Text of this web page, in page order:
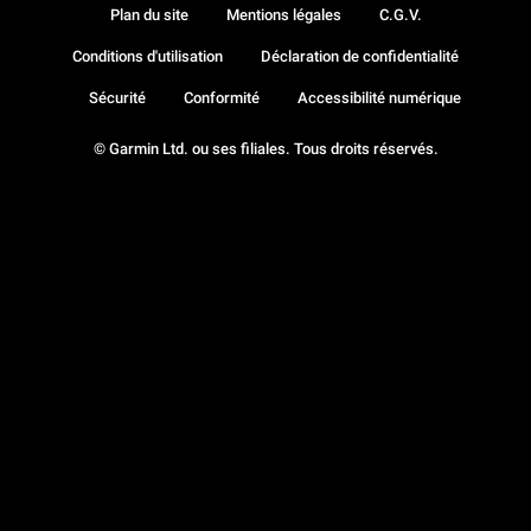
© Garmin Ltd. ou ses filiales. Tous droits réservés.
Plan du site Mentions légales C.G.V.
Conditions d'utilisation Déclaration de confidentialité
Sécurité Conformité Accessibilité numérique